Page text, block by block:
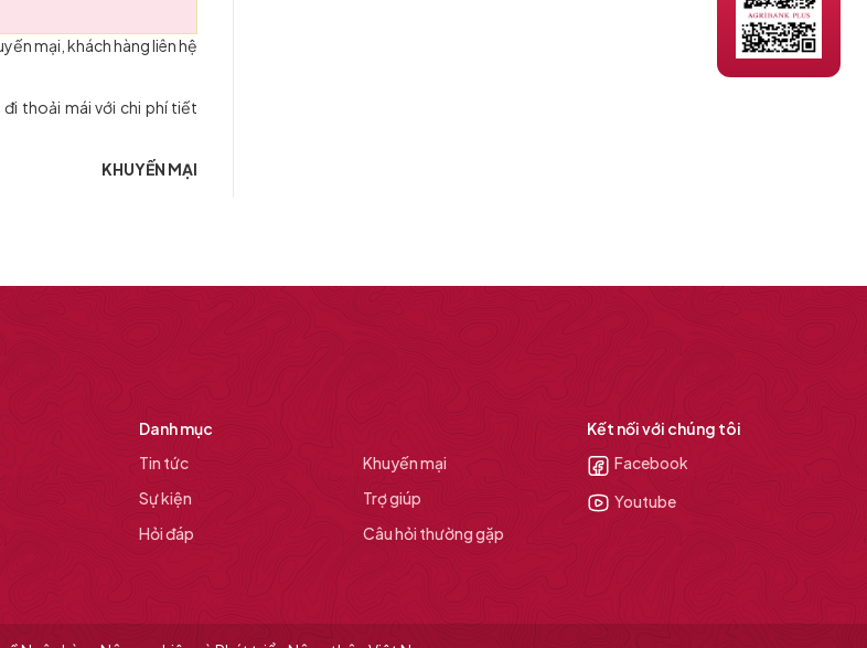
mại, khách hàng liên hệ
đi thoải mái với chi phí tiết
KHUYẾN MẠI
Danh mục
Tin tức
Khuyến mại
Sự kiện
Trợ giúp
Hỏi đáp
Câu hỏi thường gặp
Kết nối với chúng tôi
Facebook
Youtube